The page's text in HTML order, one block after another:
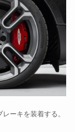
ーキを装着する。